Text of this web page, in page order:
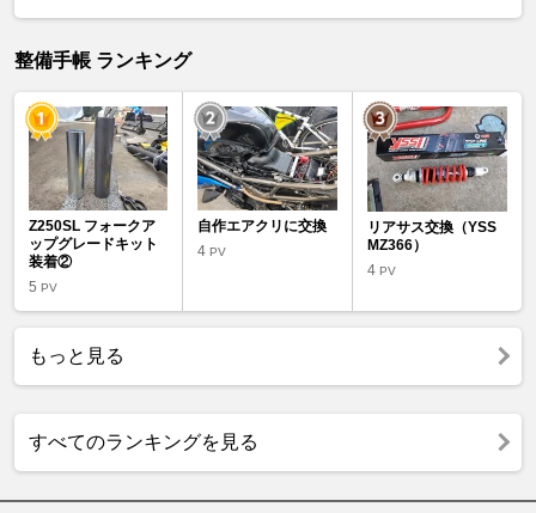
整備手帳 ランキング
Z250SL フォークア
ップグレードキット
装着②
5 PV
自作エアクリに交換
4PV
リアサス交換（YSS
MZ366）
4 PV
もっと見る
すべてのランキングを見る